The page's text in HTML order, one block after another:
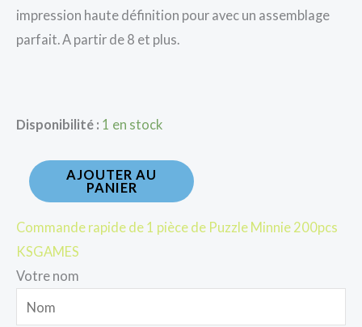
impression haute définition pour avec un assemblage
parfait. A partir de 8 et plus.
Disponibilité : 1 en stock
AJOUTER AU
PANIER
Commande rapide de 1 pièce de Puzzle Minnie 200pcs
KSGAMES
Votre nom